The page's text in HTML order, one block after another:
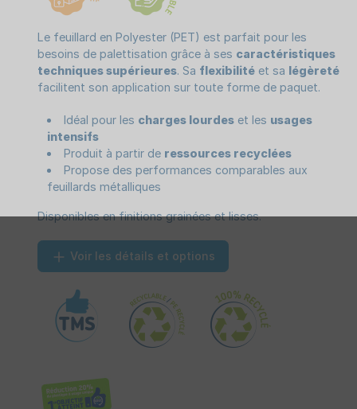
Le feuillard en Polyester (PET) est parfait pour les
besoins de palettisation grâce à ses caractéristiques
techniques supérieures. Sa flexibilité et sa légèreté
facilitent son application sur toute forme de paquet.
Idéal pour les charges lourdeset les usages
intensifs
Produit à partir de ressources recyclées
Propose des performances comparables aux
feuillards métalliques
Disponibles en finitions grainées et lisses.
Voir les détails et options